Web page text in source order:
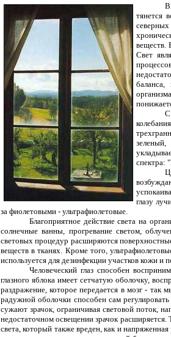
тянется
веществ.
Свет
баланса,
С
спектра:
глазу
за фиолетовыми - ультрафиолетовые.
Благоприятное действие света на
солнечные ванны, прогревание светом,
световых процедур расширяются
веществ в тканях. Кроме того,
используется для дезинфекции участков кожи и
Человеческий глаз способен
глазного яблока имеет сетчатую оболочку,
раздражение, которое передается в мозг -
радужной оболочки способен сам
сужают зрачок, ограничивая световой поток,
недостаточном освещении зрачок
света, который также вреден, как и